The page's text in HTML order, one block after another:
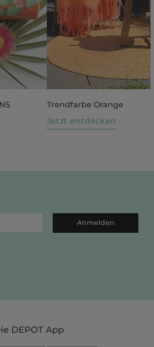
Trendfarbe Orange
Jetzt entdecken
Anmelden
DEPOT App